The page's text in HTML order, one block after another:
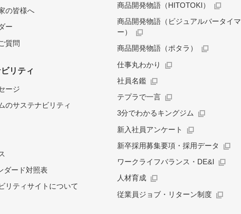
の皆様へ
ー
質問
リティ
ージ
のサステナビリティ
ダード対照表
リティサイトについて
商品開発物語（HITOTOKI）
商品開発物語（ビジュアルバータイマ
ー）
商品開発物語（ポタラ）
仕事丸わかり
社員名鑑
テプラで一言
3分でわかるキングジム
新入社員アンケート
新卒採用募集要項・採用データ
ワークライフバランス・DE&I
人材育成
従業員ジョブ・リターン制度